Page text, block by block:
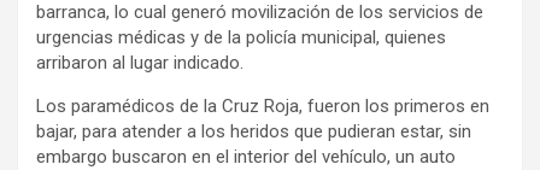
barranca, lo cual generó movilización de los servicios de
urgencias médicas y de la policía municipal, quienes
arribaron al lugar indicado.
Los paramédicos de la Cruz Roja, fueron los primeros en
bajar, para atender a los heridos que pudieran estar, sin
embargo buscaron en el interior del vehículo, un auto